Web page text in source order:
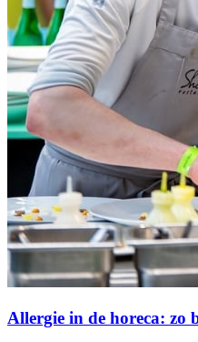
Allergie in de horeca: zo